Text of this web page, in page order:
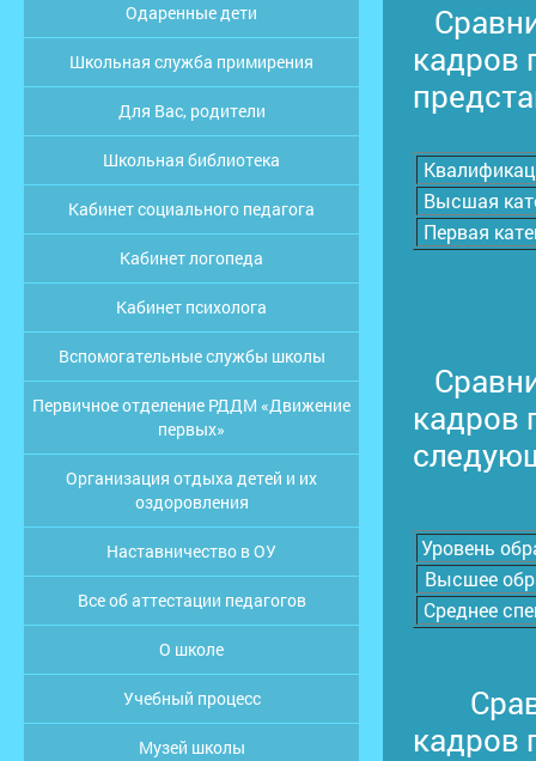
Одаренные дети
Школьная служба примирения
Для Вас, родители
Школьная библиотека
Кабинет социального педагога
Кабинет логопеда
Кабинет психолога
Вспомогательные службы школы
Первичное отделение РДДМ «Движение
первых»
Организация отдыха детей и их
оздоровления
Наставничество в ОУ
Все об аттестации педагогов
О школе
Учебный процесс
Музей школы
кадров
Высшая
Первая
кадров
Уровень
Высшее
Среднее
кадров